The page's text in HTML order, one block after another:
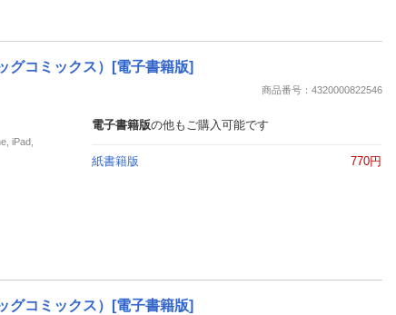
グコミックス）[電子書籍版]
商品番号：4320000822546
iPad,
電子書籍版の他もご購入可能です
紙書籍版 770円
グコミックス）[電子書籍版]